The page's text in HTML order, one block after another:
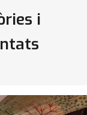
i